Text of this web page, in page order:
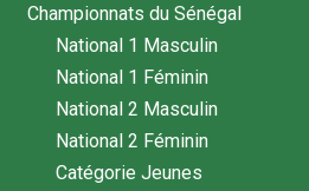
Championnats du Sénégal
National 1 Masculin
National 1 Féminin
National 2 Masculin
National 2 Féminin
Catégorie Jeunes